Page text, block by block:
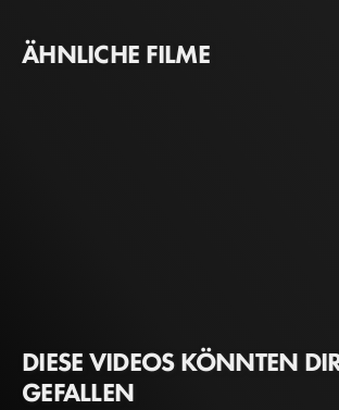
ÄHNLICHE FILME
DIESE VIDEOS KÖNNTEN
GEFALLEN